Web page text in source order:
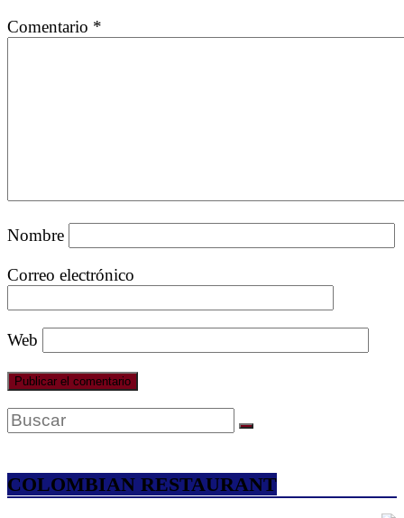
Nuestra
Comentario *
Nombre
Correo electrónico
Web
COLOMBIAN RESTAURANT